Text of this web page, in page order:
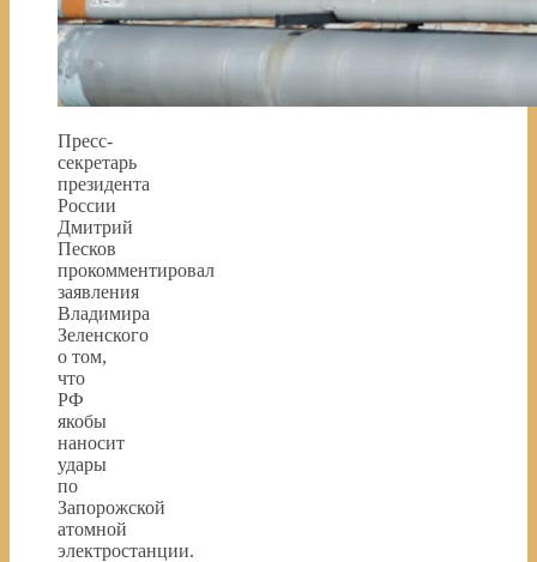
Пресс-
секретарь
президента
России
Дмитрий
Песков
прокомментировал
заявления
Владимира
Зеленского
о том,
что
РФ
якобы
наносит
удары
по
Запорожской
атомной
электростанции.